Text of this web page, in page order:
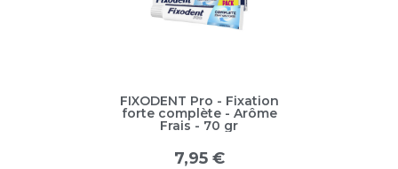
FIXODENT Pro - Fixation
forte complète - Arôme
Frais - 70 gr
7,95 €